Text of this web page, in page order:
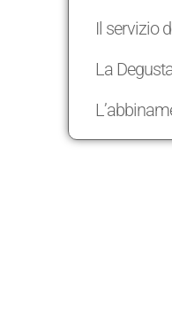
Il servizio
La